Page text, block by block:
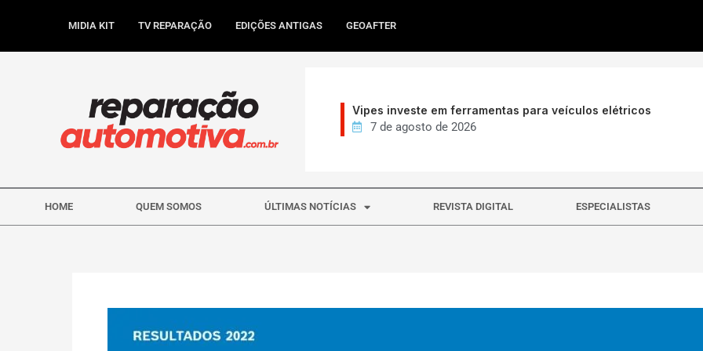
MIDIA KIT TV REPARAÇÃO EDIÇÕES ANTIGAS GEOAFTER
Vipes investe em ferramentas para veículos elétricos
7 de agosto de 2026
HOME QUEM SOMOS ÚLTIMAS NOTÍCIAS REVISTA DIGITAL ESPECIALISTAS